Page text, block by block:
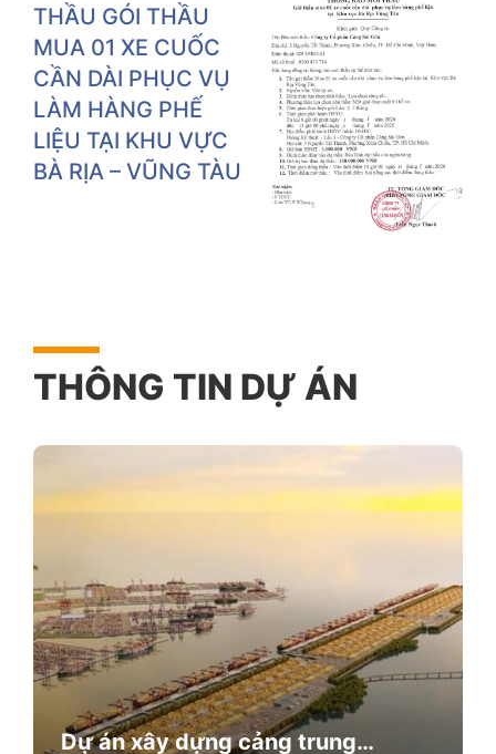
THẦU GÓI THẦU
MUA 01 XE CUỐC
CẦN DÀI PHỤC VỤ
LÀM HÀNG PHẾ
LIỆU TẠI KHU VỰC
BÀ RỊA – VŨNG TÀU
THÔNG TIN DỰ ÁN
Dự án xây dựng cảng trung